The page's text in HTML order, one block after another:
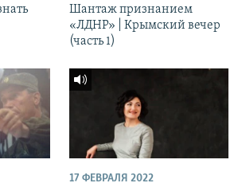
Шантаж признанием
«ЛДНР» | Крымский вечер
(часть 1)
17 ФЕВРАЛЯ 2022